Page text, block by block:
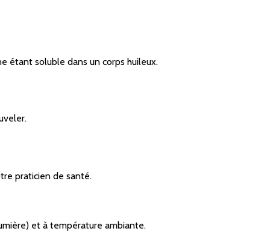
étant soluble dans un corps huileux.
praticien de santé.
et à température ambiante.